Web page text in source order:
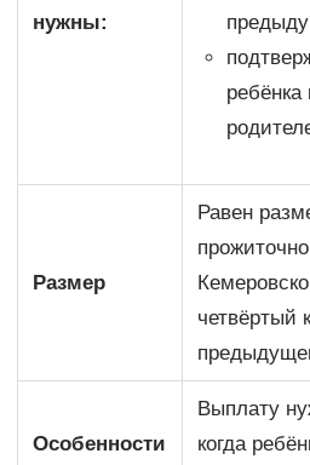
нужны:
ребёнка
Размер
Равен
четвёртый
Особенности
Выплату
когда